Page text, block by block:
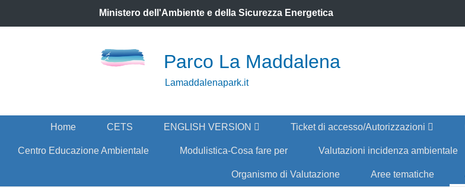
Ministero dell'Ambiente e della Sicurezza Energetica
Parco La Maddalena
Lamaddalenapark.it
Home CETS ENGLISH VERSION Ticket di accesso/Autorizzazioni
Centro Educazione Ambientale Modulistica-Cosa fare per Valutazioni incidenza ambientale
Organismo di Valutazione Aree tematiche